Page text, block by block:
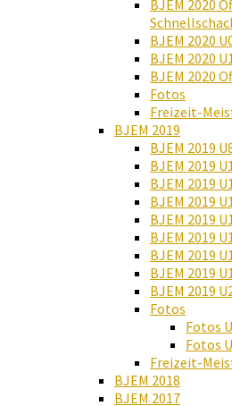
BJEM 2020
BJEM 2020
BJEM 2020
BJEM 2020
Fotos
Freizeit-
BJEM 2019
BJEM 2019
BJEM 2019
BJEM 2019
BJEM 2019
BJEM 2019
BJEM 2019
BJEM 2019
BJEM 2019
BJEM 2019
Fotos
Fotos
Fotos
Freizeit-
BJEM 2018
BJEM 2017